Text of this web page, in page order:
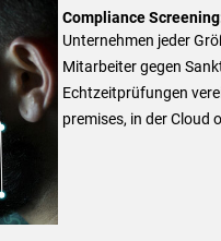
Compliance
Unternehmen jeder
Mitarbeiter gegen
Echtzeitprüfungen
premises, in der Cloud